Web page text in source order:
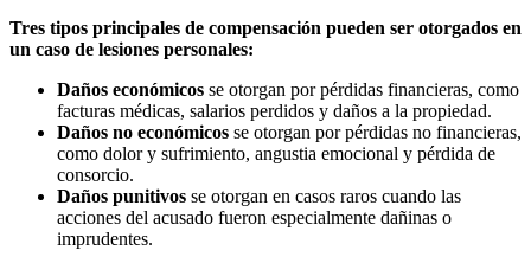
Tres tipos principales de compensación pueden ser otorgados en
un caso de lesiones personales:
Daños económicos se otorgan por pérdidas financieras, como
facturas médicas, salarios perdidos y daños a la propiedad.
Daños no económicos se otorgan por pérdidas no financieras,
como dolor y sufrimiento, angustia emocional y pérdida de
consorcio.
Daños punitivos se otorgan en casos raros cuando las
acciones del acusado fueron especialmente dañinas o
imprudentes.